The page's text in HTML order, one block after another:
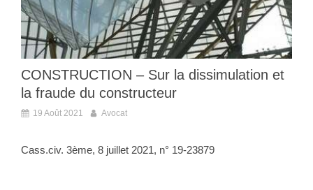
CONSTRUCTION – Sur la dissimulation et
la fraude du constructeur
19 Août 2021 Avocat
Cass.civ. 3ème, 8 juillet 2021, n° 19-23879